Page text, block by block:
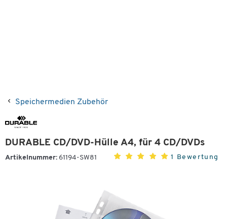
Speichermedien Zubehör
DURABLE CD/DVD-Hülle A4, für 4 CD/DVDs
Artikelnummer: 61194-SW81 1 Bewertung